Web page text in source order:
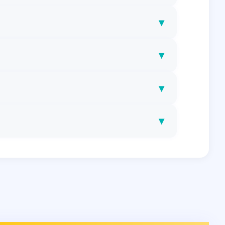
▾
▾
▾
▾